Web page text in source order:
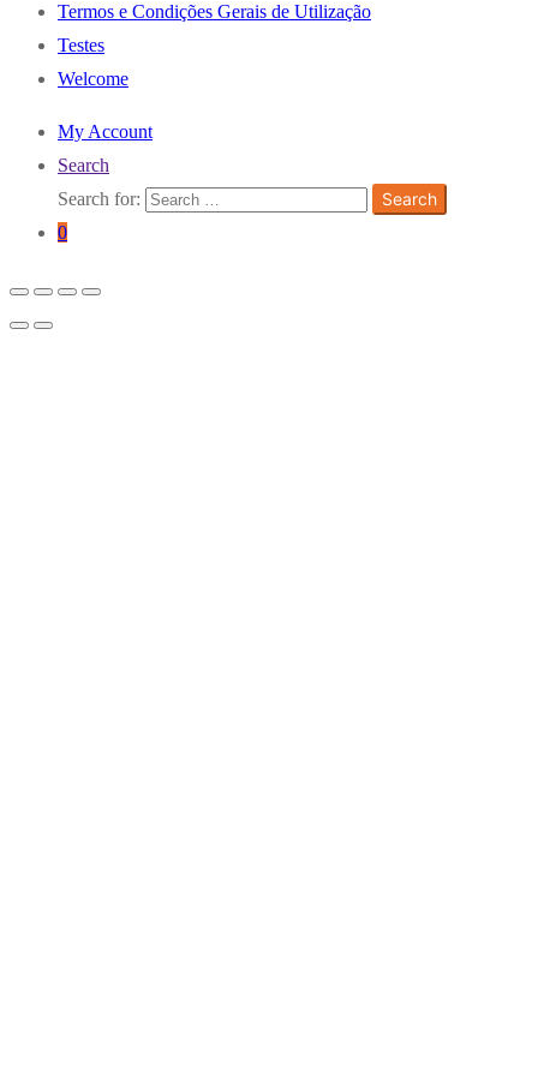
Termos e Condições Gerais de Utilização
Testes
Welcome
My Account
Search
Search for:
Search
0